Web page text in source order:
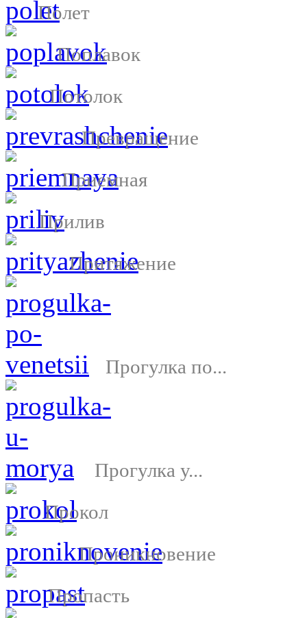
Полет
Поплавок
Потолок
Превращение
Приемная
Прилив
Притяжение
Прогулка по...
Прогулка у...
Прокол
Проникновение
Пропасть